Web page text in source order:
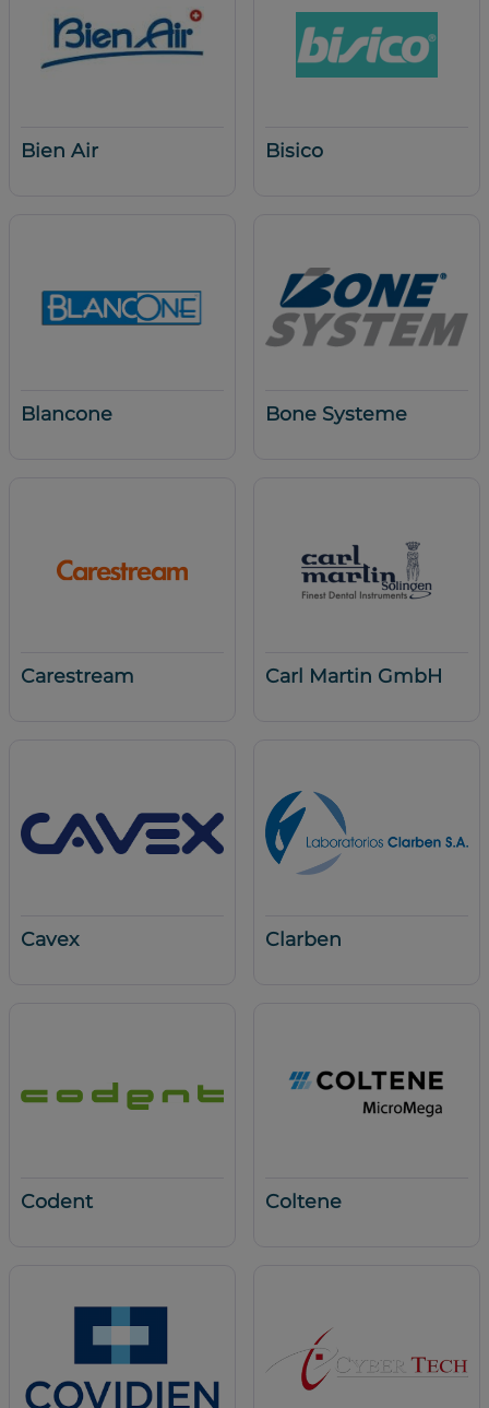
Bien Air Bisico
Blancone Bone Systeme
Carestream Carl Martin GmbH
Cavex Clarben
Codent Coltene